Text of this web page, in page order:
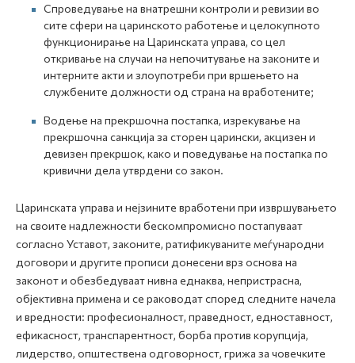
Спроведување на внатрешни контроли и ревизии во
сите сфери на царинското работење и целокупното
функционирање на Царинската управа, со цел
откривање на случаи на непочитување на законите и
интерните акти и злоупотреби при вршењето на
службените должности од страна на вработените;
Водење на прекршочна постапка, изрекување на
прекршочна санкција за сторен царински, акцизен и
девизен прекршок, како и поведување на постапка по
кривични дела утврдени со закон.
Царинската управа и нејзините вработени при извршувањето
на своите надлежности бескомпромисно постапуваат
согласно Уставот, законите, ратификуваните меѓународни
договори и другите прописи донесени врз основа на
законот и обезбедуваат нивна еднаква, непристрасна,
објективна примена и се раководат според следните начела
и вредности: професионалност, праведност, едноставност,
ефикасност, транспарентност, борба против корупција,
лидерство, општествена одговорност, грижа за човечките